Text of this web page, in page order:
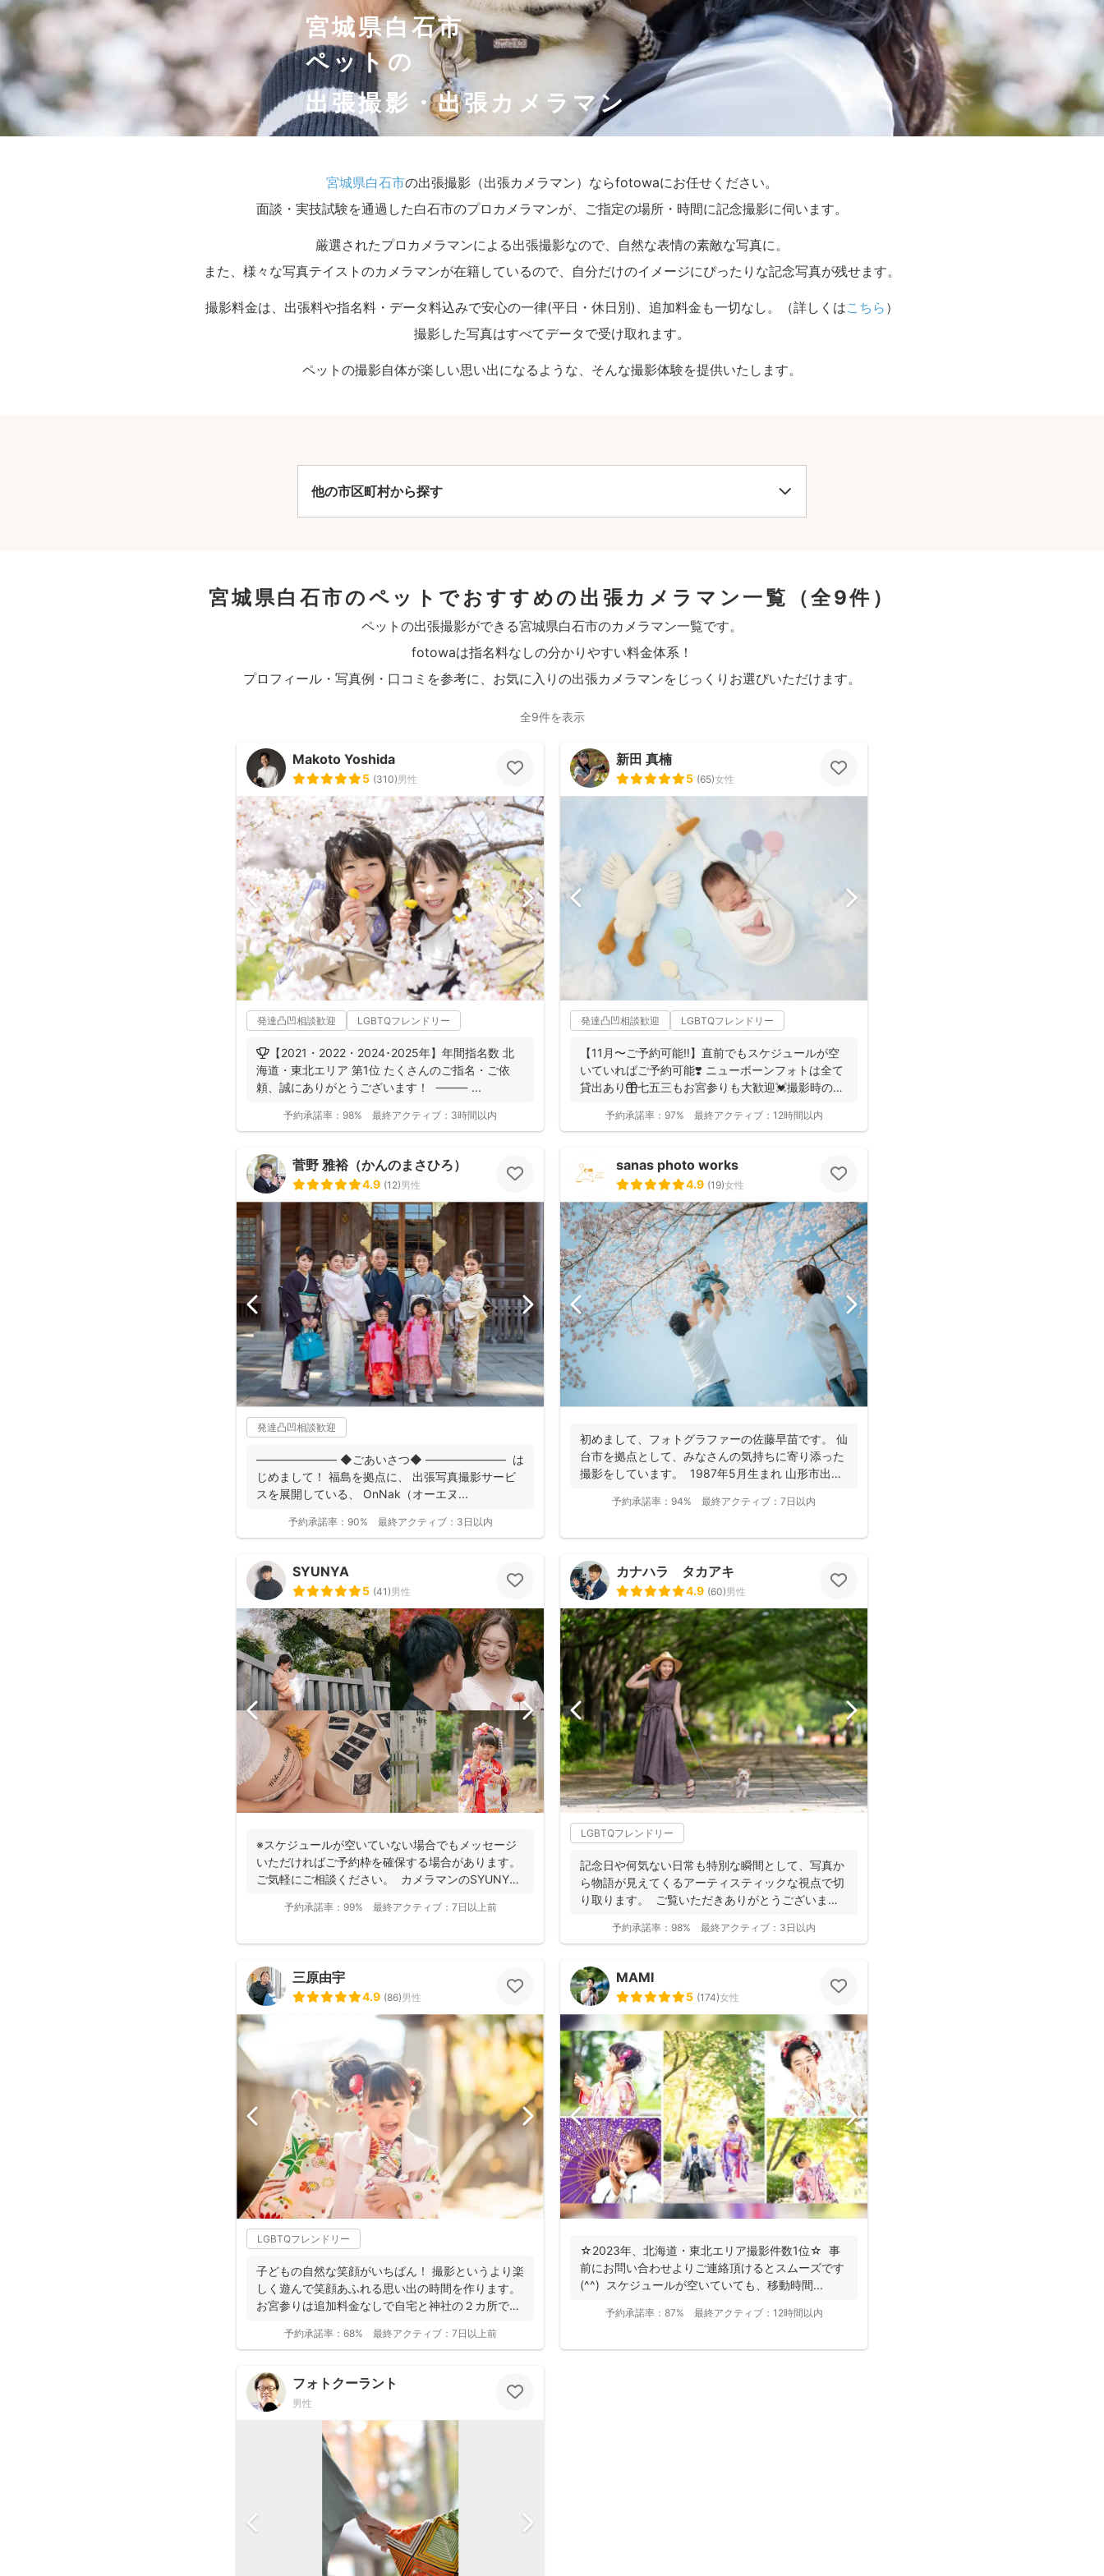
宮城県白石市
ペットの
出張撮影・出張カメラマン
宮城県白石市の出張撮影（出張カメラマン）ならfotowaにお任せください。
面談・実技試験を通過した白石市のプロカメラマンが、ご指定の場所・時間に記念撮影に伺います。
厳選されたプロカメラマンによる出張撮影なので、自然な表情の素敵な写真に。
また、様々な写真テイストのカメラマンが在籍しているので、自分だけのイメージにぴったりな記念写真が残せます。
撮影料金は、出張料や指名料・データ料込みで安心の一律(平日・休日別)、追加料金も一切なし。（詳しくはこちら ）
撮影した写真はすべてデータで受け取れます。
ペットの撮影自体が楽しい思い出になるような、そんな撮影体験を提供いたします。
他の市区町村から探す
宮城県白石市のペットでおすすめの出張カメラマン一覧 （全9件）
ペットの出張撮影ができる宮城県白石市のカメラマン一覧です。
fotowaは指名料なしの分かりやすい料金体系！
プロフィール・写真例・口コミを参考に、お気に入りの出張カメラマンをじっくりお選びいただけます。
全9件を表示
Makoto Yoshida
5 (310)男性
発達凸凹相談歓迎 LGBTQフレンドリー
🏆【2021・2022・2024･2025年】年間指名数 北
海道・東北エリア 第1位 たくさんのご指名・ご依
頼、誠にありがとうございます！ ⸻ ...
予約承諾率： 98% 最終アクティブ： 3時間以内
新田 真楠
5 (65)女性
発達凸凹相談歓迎 LGBTQフレンドリー
【11月〜ご予約可能‼︎】直前でもスケジュールが空
いていればご予約可能❣️ ニューボーンフォトは全て
貸出あり🎁七五三もお宮参りも大歓迎💓撮影時のみ
予約承諾率： 97% 最終アクティブ： 12時間以内
菅野 雅裕（かんのまさひろ）
4.9 (12)男性
発達凸凹相談歓迎
――――――― ◆ごあいさつ◆ ――――――― は
じめまして！ 福島を拠点に、 出張写真撮影サービ
スを展開している、 OnNak（オーエヌ...
予約承諾率： 90% 最終アクティブ： 3日以内
sanas photo works
4.9 (19)女性
初めまして、フォトグラファーの佐藤早苗です。 仙
台市を拠点として、みなさんの気持ちに寄り添った
撮影をしています。 1987年5月生まれ 山形市出
予約承諾率： 94% 最終アクティブ： 7日以内
SYUNYA
5 (41)男性
※スケジュールが空いていない場合でもメッセージ
いただければご予約枠を確保する場合があります。
ご気軽にご相談ください。 カメラマンのSYUNYA
予約承諾率： 99% 最終アクティブ： 7日以上前
カナハラ タカアキ
4.9 (60)男性
LGBTQフレンドリー
記念日や何気ない日常も特別な瞬間として、写真か
ら物語が見えてくるアーティスティックな視点で切
り取ります。 ご覧いただきありがとうございま
予約承諾率： 98% 最終アクティブ： 3日以内
三原由宇
4.9 (86)男性
LGBTQフレンドリー
子どもの自然な笑顔がいちばん！ 撮影というより楽
しく遊んで笑顔あふれる思い出の時間を作ります。
お宮参りは追加料金なしで自宅と神社の２カ所で撮
予約承諾率： 68% 最終アクティブ： 7日以上前
MAMI
5 (174)女性
☆2023年、北海道・東北エリア撮影件数1位☆ 事
前にお問い合わせよりご連絡頂けるとスムーズです
(^^) スケジュールが空いていても、移動時間...
予約承諾率： 87% 最終アクティブ： 12時間以内
フォトクーラント
男性
撮影基本料
全ジャンル共通